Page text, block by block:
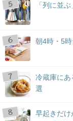
「列に並
朝4時・5
冷蔵庫にあ
選
早起きだけ